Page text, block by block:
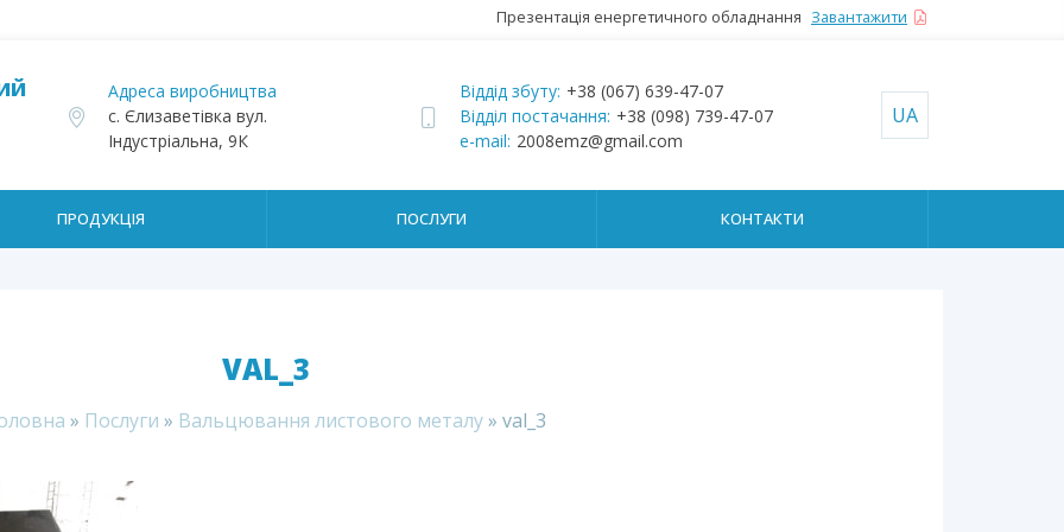
Презентація енергетичного обладнання Завантажити
Адреса виробництва
с. Єлизаветівка вул.
Індустріальна, 9К
Віддід збуту: +38 (067) 639-47-07
Відділ постачання: +38 (098) 739-47-07
e-mail: 2008emz@gmail.com
UA
ПРОДУКЦІЯ ПОСЛУГИ КОНТАКТИ
VAL_3
» Послуги » Вальцювання листового металу» val_3